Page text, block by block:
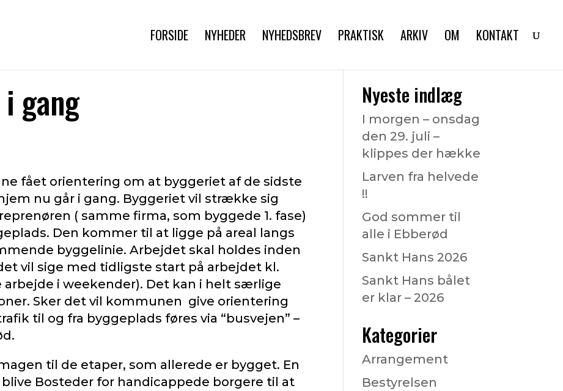
FORSIDE NYHEDER NYHEDSBREV PRAKTISK ARKIV OM KONTAKT
gang
fået orientering om at byggeriet af de sidste
nu går i gang. Byggeriet vil strække sig
( samme firma, som byggede 1. fase)
Den kommer til at ligge på areal langs
byggelinie. Arbejdet skal holdes inden
vil sige med tidligste start på arbejdet kl.
arbejde i weekender). Det kan i helt særlige
Sker det vil kommunen give orientering
til og fra byggeplads føres via “busvejen” –
til de etaper, som allerede er bygget. En
Bosteder for handicappede borgere til at
Nyeste indlæg
I morgen – onsdag
den 29. juli –
klippes der hække
Larven fra helvede
!!
God sommer til
alle i Ebberød
Sankt Hans 2026
Sankt Hans bålet
er klar – 2026
Kategorier
Arrangement
Bestyrelsen